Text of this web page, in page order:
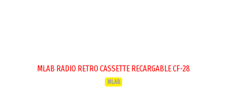
MLAB RADIO RETRO CASSETTE RECARGABLE CF-28
MLAB